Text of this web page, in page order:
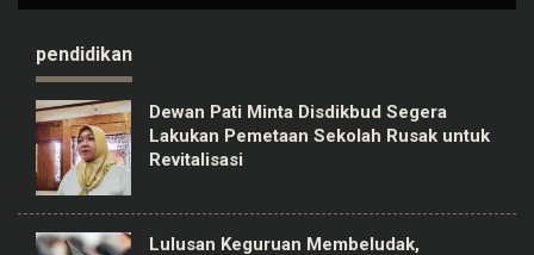
pendidikan
Dewan Pati Minta Disdikbud Segera
Lakukan Pemetaan Sekolah Rusak untuk
Revitalisasi
Lulusan Keguruan Membeludak,